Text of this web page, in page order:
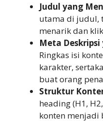
Judul yang
utama di judul,
menarik dan
Meta
Ringkas isi
karakter,
buat orang
Struktur
heading (H1,
konten menjadi